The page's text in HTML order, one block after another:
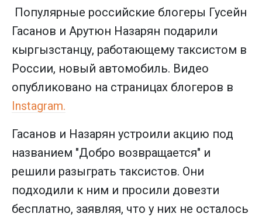
Популярные российские блогеры Гусейн
Гасанов и Арутюн Назарян подарили
кыргызстанцу, работающему таксистом в
России, новый автомобиль. Видео
опубликовано на страницах блогеров в
Instagram.
Гасанов и Назарян устроили акцию под
названием "Добро возвращается" и
решили разыграть таксистов. Они
подходили к ним и просили довезти
бесплатно, заявляя, что у них не осталось